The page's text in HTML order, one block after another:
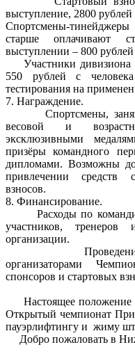
выступление, 2800 рублей
Спортсмены-
старше оплачивают
выступлении – 800
Участники дивизиона
550 рублей с
тестирования на
7. Награждение.
Спортсмены,
весовой и
эксклюзивными
призёры командного
дипломами. Возможны
привлечении средств
взносов.
8. Финансирование.
Расходы по
участников,
организации.
Проведение
организаторами
спонсоров и стартовых
Настоящее положение
Открытый чемпионат
пауэрлифтингу и жиму
Добро пожаловать в